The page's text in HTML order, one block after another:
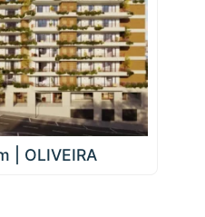
| OLIVEIRA